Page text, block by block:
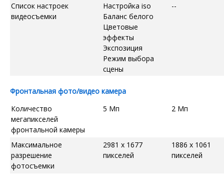
Список настроек
видеосъемки
Настройка iso
Баланс белого
Цветовые
эффекты
Экспозиция
Режим выбора
сцены
--
Фронтальная фото/видео камера
Количество
мегапикселей
фронтальной камеры
5 Мп 2 Мп
Максимальное
разрешение
фотосъемки
2981 x 1677
пикселей
1886 x 1061
пикселей